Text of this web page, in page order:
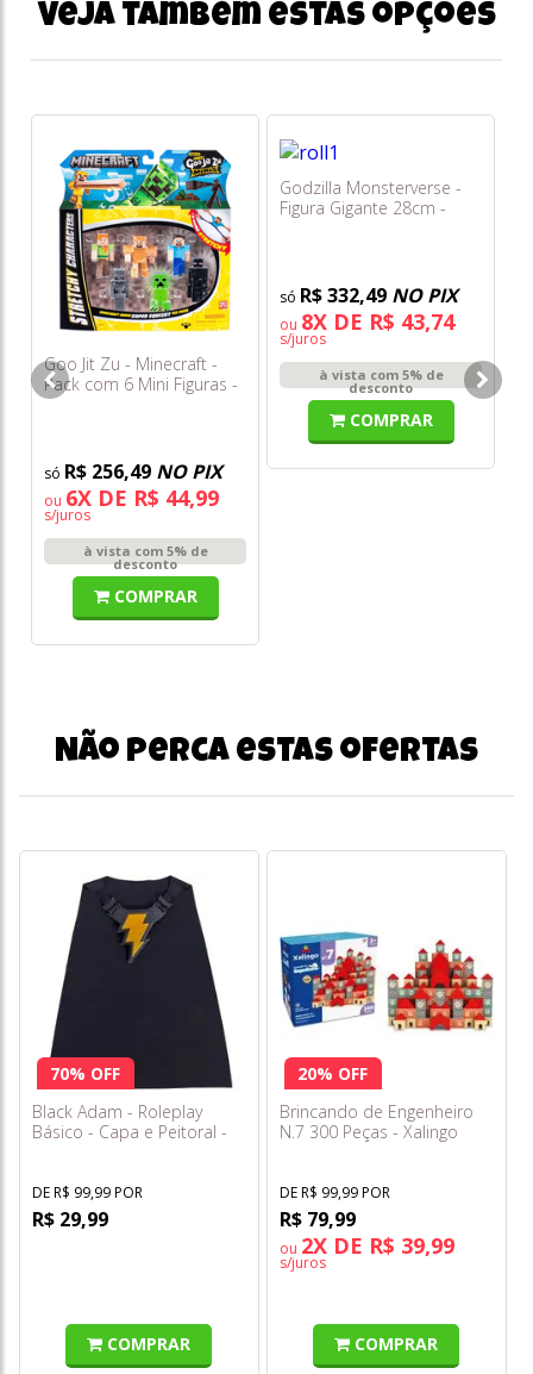
Veja também estas opções
Goo Jit Zu - Minecraft -
Pack com 6 Mini Figuras -
Sunny
R$ 256,49 NO PIX
ou 6X DE R$ 44,99
s/juros
à vista com 5% de
desconto
COMPRAR
Godzilla Monsterverse -
Figura Gigante 28cm -
R$ 332,49 NO PIX
ou 8X DE R$ 43,74
s/juros
à vista com 5% de
desconto
COMPRAR
Não perca estas ofertas
70% OFF
Black Adam - Roleplay
Básico - Capa e Peitoral -
DE R$ 99,99 POR
R$ 29,99
COMPRAR
20% OFF
Brincando de Engenheiro
N.7 300 Peças - Xalingo
DE R$ 99,99 POR
R$ 79,99
ou 2X DE R$ 39,99
s/juros
COMPRAR